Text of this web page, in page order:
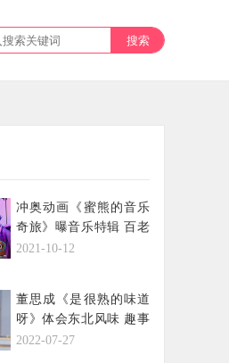
冲奥动画《蜜熊的音乐
奇旅》曝音乐特辑 百老
汇全才十年打磨金曲
2021-10-12
董思成《是很熟的味道
呀》体会东北风味 趣事
分享快乐加倍
2022-07-27